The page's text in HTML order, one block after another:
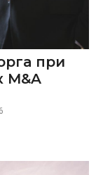
при
M&A